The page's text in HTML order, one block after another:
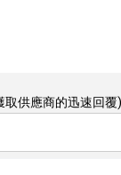
取供應商的迅速回覆)